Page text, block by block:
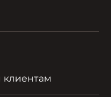
клиентам